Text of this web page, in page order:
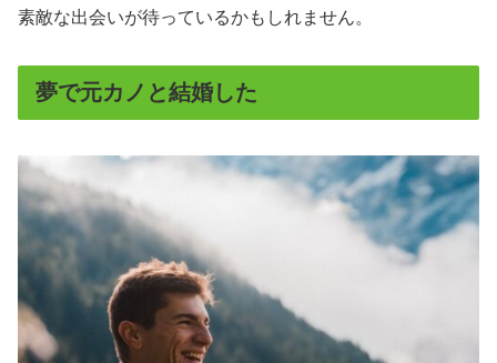
素敵な出会いが待っているかもしれません。
夢で元カノと結婚した